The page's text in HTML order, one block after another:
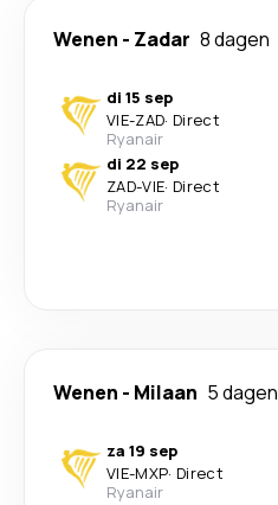
Wenen - Zadar 8 dagen
di 15 sep
VIE-ZAD· Direct
Ryanair
di 22 sep
ZAD-VIE· Direct
Ryanair
Wenen - Milaan 5 dagen
za 19 sep
VIE-MXP· Direct
Ryanair